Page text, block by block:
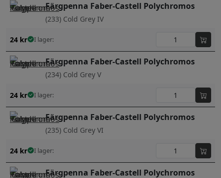
Färgpenna Faber-Castell Polychromos
(233) Cold Grey IV
24 kr I lager:
Färgpenna Faber-Castell Polychromos
(234) Cold Grey V
24 kr I lager:
Färgpenna Faber-Castell Polychromos
(235) Cold Grey VI
24 kr I lager:
Färgpenna Faber-Castell Polychromos